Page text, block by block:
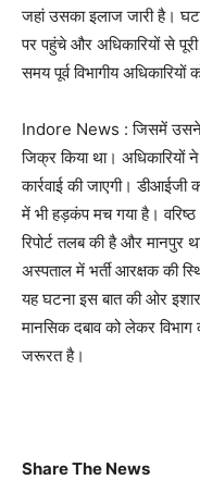
जहां उसका इलाज जारी है।
पर पहुंचे और अधिकारियों से पूरी
समय पूर्व विभागीय
Indore News : जिसमें उसने
जिक्र किया था।
कार्रवाई की जाएगी। डीआईजी
में भी हड़कंप मच गया है।
रिपोर्ट तलब की है और मानपुर
अस्पताल में भर्ती आरक्षक की
यह घटना इस बात की ओर
मानसिक दबाव को लेकर
जरूरत है।
Share The News